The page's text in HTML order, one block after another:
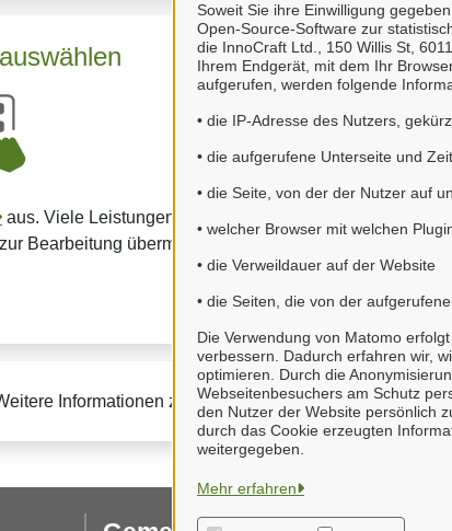
Soweit Sie ihre Einwilligung
Open-Source-Software zur
die InnoCraft Ltd., 150 Willis St,
Ihrem Endgerät, mit dem Ihr
aufgerufen, werden folgende
• die IP-Adresse des Nutzers,
• die aufgerufene Unterseite und
• die Seite, von der der Nutzer auf
• welcher Browser mit welchen
• die Verweildauer auf der Website
• die Seiten, die von der
Die Verwendung von Matomo
verbessern. Dadurch erfahren wir,
optimieren. Durch die
Webseitenbesuchers am Schutz
den Nutzer der Website persönlich
durch das Cookie erzeugten
weitergegeben.
Mehr erfahren
aus. Viele Leistungen können
Bearbeitung übermitteln.
4.
Dort haben
Informationen zur BundID finden Sie auf derFAQ-